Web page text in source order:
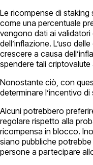
Le ricompense di
come una percentuale
vengono dati ai
dell’inflazione. L’uso
crescere a causa
spendere tali
Nonostante ciò, con
determinare l’incentivo
Alcuni potrebbero
regolare rispetto alla
ricompensa in blocco.
siano pubbliche
persone a partecipare